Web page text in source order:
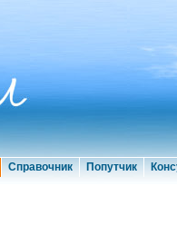
Справочник Попутчик